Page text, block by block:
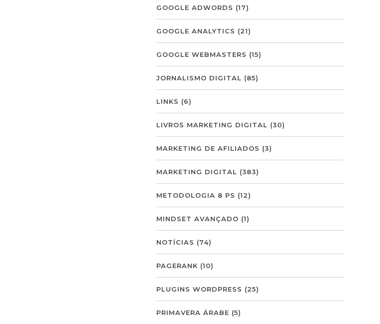
GOOGLE ADWORDS (17)
GOOGLE ANALYTICS (21)
GOOGLE WEBMASTERS (15)
JORNALISMO DIGITAL (85)
LINKS (6)
LIVROS MARKETING DIGITAL (30)
MARKETING DE AFILIADOS (3)
MARKETING DIGITAL (383)
METODOLOGIA 8 PS (12)
MINDSET AVANÇADO (1)
NOTÍCIAS (74)
PAGERANK (10)
PLUGINS WORDPRESS (25)
PRIMAVERA ÁRABE (5)